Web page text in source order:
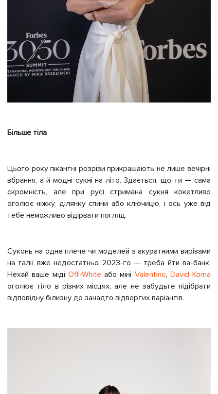
Більше тіла
Цього року пікантні розрізи прикрашають не лише вечірні
вбрання, а й модні сукні на літо. Здається, що ти — сама
скромність, але при русі стримана сукня кокетливо
оголює ніжку, ділянку спини або ключицю, і ось уже від
тебе неможливо відірвати погляд.
Суконь на одне плече чи моделей з акуратними вирізами
на талії вже недостатньо 2023-го — треба йти ва-банк.
Нехай ваше міді Off-White або міні Valentino, David Koma
оголює тіло в різних місцях, але не забудьте підібрати
відповідну білизну до занадто відвертих варіантів.